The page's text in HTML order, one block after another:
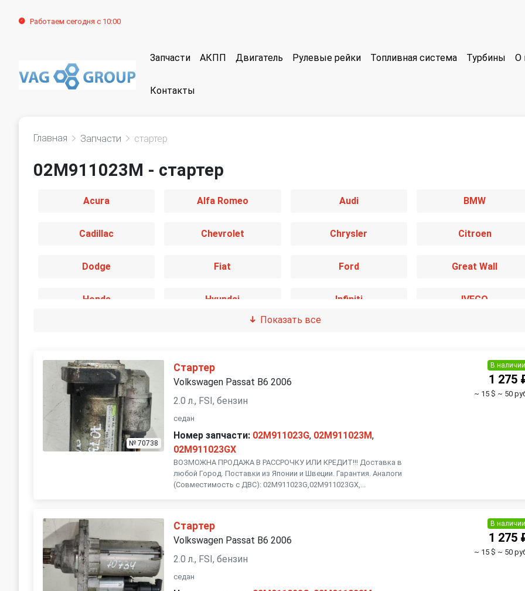
Работаем сегодня с 10:00
Запчасти АКПП Двигатель Рулевые рейки Топливная система Турбины О
Контакты
Главная Запчасти стартер
02M911023M - стартер
Acura Alfa Romeo Audi BMW
Cadillac Chevrolet Chrysler Citroen
Dodge Fiat Ford Great Wall
Honda Hyundai Infiniti IVECO
Land Rover Lexus Mercedes-Benz
Mini Mitsubishi Opel
Peugeot Porsche Renault
Skoda Smart
Volvo
Показать все
№ 70738
Стартер
Volkswagen Passat B6 2006
2.0 л., FSI, бензин
седан
Номер запчасти: 02M911023G, 02M911023M,
02M911023GX
ВОЗМОЖНА ПРОДАЖА В РАССРОЧКУ ИЛИ КРЕДИТ!!! Доставка в
любой Город. Поставки из Японии и Швеции. Гарантия. Аналоги
(Совместимость с ДВС): 02M911023G,02M911023GX,...
В наличии
1 275
~ 15 $ ~ 50
Стартер
Volkswagen Passat B6 2006
2.0 л., FSI, бензин
седан
В наличии
1 275
~ 15 $ ~ 50